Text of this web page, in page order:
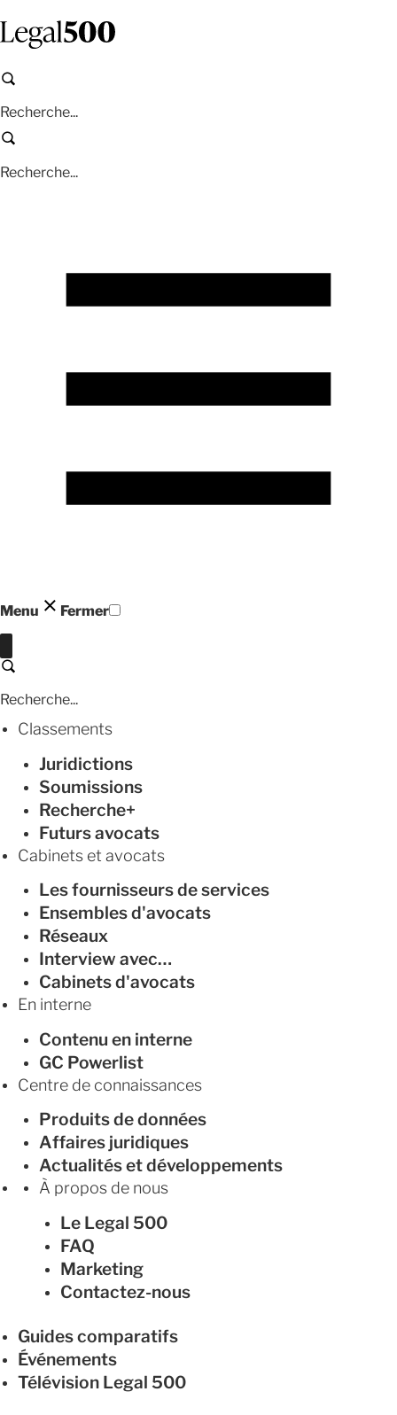
au
principal
Recherche
Recherche
Menu Fermer
Recherche
Classements
Juridictions
Soumissions
Recherche+
Futurs avocats
Cabinets et avocats
Les fournisseurs de services
Ensembles d'avocats
Réseaux
Interview avec…
Cabinets d'avocats
En interne
Contenu en interne
GC Powerlist
Centre de connaissances
Produits de données
Affaires juridiques
Actualités et développements
À propos de nous
Le Legal 500
FAQ
Marketing
Contactez-nous
Guides comparatifs
Événements
Télévision Legal 500